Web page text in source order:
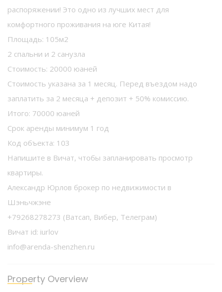
распоряжении! Это одно из лучших мест для
комфортного проживания на юге Китая!
Площадь: 105м2
2 спальни и 2 санузла
Стоимость: 20000 юаней
Стоимость указана за 1 месяц. Перед въездом надо
заплатить за 2 месяца + депозит + 50% комиссию.
Итого: 70000 юаней
Срок аренды минимум 1 год
Код объекта: 103
Напишите в Вичат, чтобы запланировать просмотр
квартиры.
Александр Юрлов брокер по недвижимости в
Шэньчжэне
+79268278273 (Ватсап, Вибер, Телеграм)
Вичат id: iurlov
info@arenda-shenzhen.ru
Property Overview